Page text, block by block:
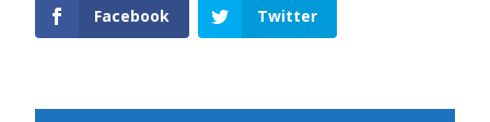
Facebook Twitter